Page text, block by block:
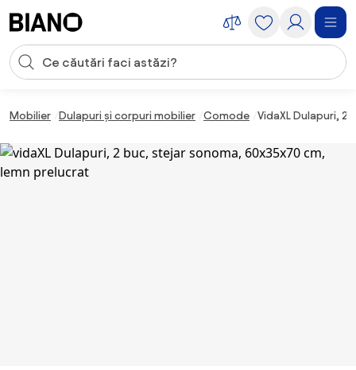
Introducerea căutării
Mobilier Dulapuri și corpuri mobilier Comode VidaXL Dulapuri,